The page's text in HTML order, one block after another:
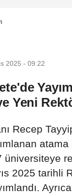
2025 - 09:22
Yeni
Recep
atama
üniversiteye
2025 tarihli